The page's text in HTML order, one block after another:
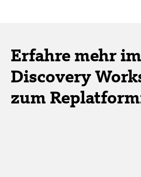
Erfahre mehr im
Discovery
zum